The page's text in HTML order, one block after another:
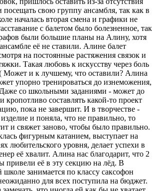
посещать свою группу ансамбля, так как в
началась вторая смена и графики не
с балетом было болезненное, так
были большие планы на Алину, хотя
её не ставили. Алине балет
на постоянные растяжения связок и
Такая любовь к искусству через боль
Может и к лучшему, что оставили? Алина
упорно тренироваться до изнеможения,
со школьными заданиями - может до
кропотливо составлять какой-то проект
пока не завершит. И в творчестве -
изделие и поняла, что не правильно, то
и свяжет заново, чтобы было правильно.
фигурным катанием, выступает на
любительского уровня, делает успехи в
её хвалит. Алина нас благодарит, что 2
привели её в эту секцию на лёд. В
занимается по классу саксофон
для всех поступила на бюджет.